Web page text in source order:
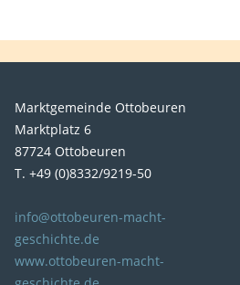
Marktgemeinde Ottobeuren
Marktplatz 6
87724 Ottobeuren
T. +49 (0)8332/9219-50
info@ottobeuren-macht-
geschichte.de
www.ottobeuren-macht-